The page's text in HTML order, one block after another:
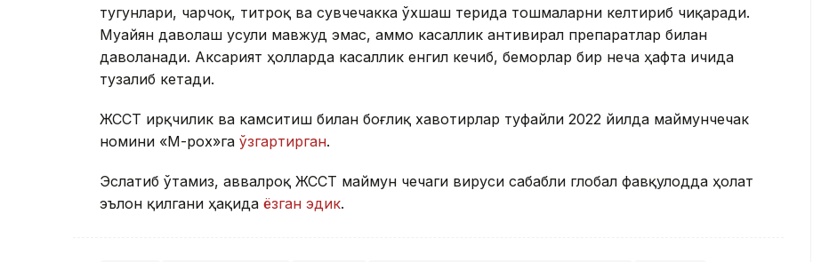
тугунлари, чарчоқ, титроқ ва сувчечакка ўхшаш терида тошмаларни келтириб чиқаради.
Муайян даволаш усули мавжуд эмас, аммо касаллик антивирал препаратлар билан
даволанади. Аксарият ҳолларда касаллик енгил кечиб, беморлар бир неча ҳафта ичида
тузалиб кетади.
ЖССТ ирқчилик ва камситиш билан боғлиқ хавотирлар туфайли 2022 йилда маймунчечак
номини «М-pox»га ўзгартирган.
Эслатиб ўтамиз, аввалроқ ЖССТ маймун чечаги вируси сабабли глобал фавқулодда ҳолат
эълон қилгани ҳақида ёзган эдик.